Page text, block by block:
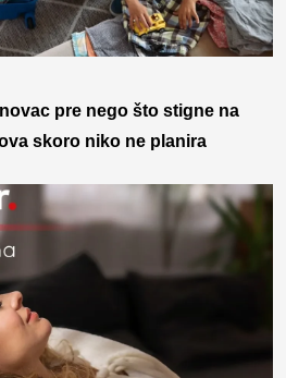
pre nego što stigne na
skoro niko ne planira